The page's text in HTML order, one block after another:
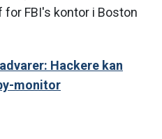
for FBI's kontor i Boston
Hackere kan
monitor